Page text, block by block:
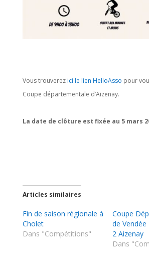
Vous trouverezici le lien HelloAsso pour
Coupe départementale d’Aizenay.
La date de clôture est fixée au 5 mars
Articles similaires
Fin de saison régionale à
Cholet
Dans "Compétitions"
Coupe
de
2 Aizenay
Dans